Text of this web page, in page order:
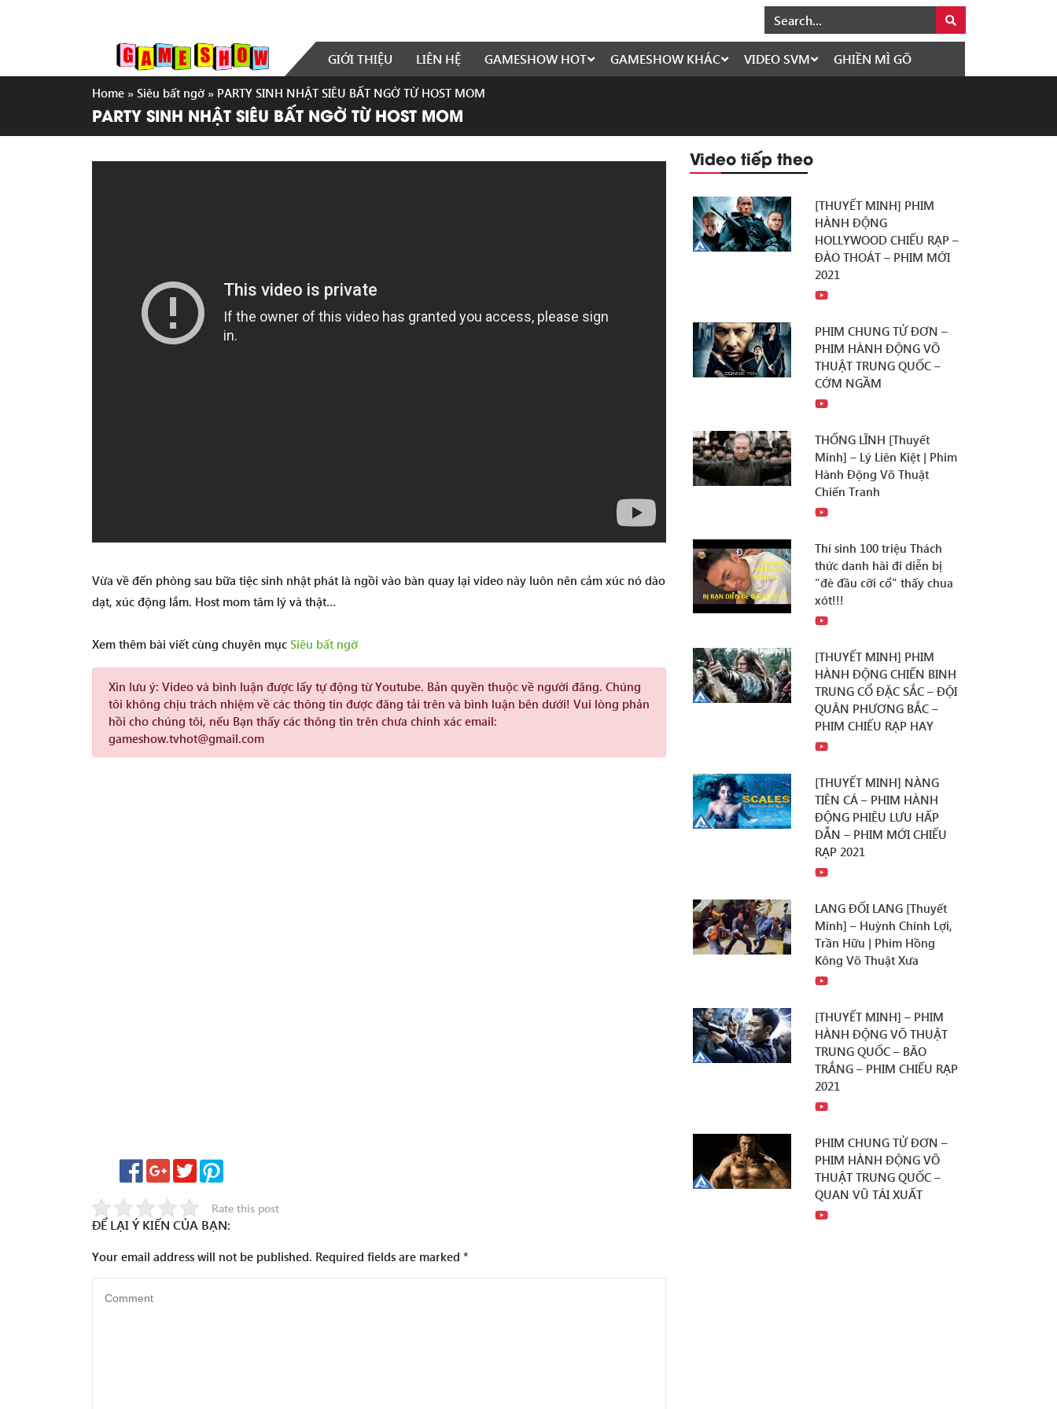
GIỚI THIỆU LIÊN HỆ GAMESHOW HOT GAMESHOW KHÁC VIDEO SVM GHIỀN MÌ GÕ
Home » Siêu bất ngờ » PARTY SINH NHẬT SIÊU BẤT NGỜ TỪ HOST MOM
PARTY SINH NHẬT SIÊU BẤT NGỜ TỪ HOST MOM
Vừa về đến phòng sau bữa tiệc sinh nhật phát là ngồi vào bàn quay lại video này luôn nên cảm xúc nó dào
dạt, xúc động lắm. Host mom tâm lý và thật…
Xem thêm bài viết cùng chuyên mục Siêu bất ngờ
Xin lưu ý: Video và bình luận được lấy tự động từ Youtube. Bản quyền thuộc về người đăng. Chúng
tôi không chịu trách nhiệm về các thông tin được đăng tải trên và bình luận bên dưới! Vui lòng phản
hồi cho chúng tôi, nếu Bạn thấy các thông tin trên chưa chính xác email:
gameshow.tvhot@gmail.com
Rate this post
ĐỂ LẠI Ý KIẾN CỦA BẠN:
Your email address will not be published. Required fields are marked *
Video tiếp theo
[THUYẾT MINH] PHIM
HÀNH ĐỘNG
HOLLYWOOD CHIẾU RẠP –
ĐÀO THOÁT – PHIM MỚI
2021
PHIM CHUNG TỬ ĐƠN –
PHIM HÀNH ĐỘNG VÕ
THUẬT TRUNG QUỐC –
CỚM NGẦM
THỐNG LĨNH [Thuyết
Minh] – Lý Liên Kiệt | Phim
Hành Động Võ Thuật
Chiến Tranh
Thí sinh 100 triệu Thách
thức danh hài đi diễn bị
"đè đầu cỡi cổ" thấy chua
xót!!!
[THUYẾT MINH] PHIM
HÀNH ĐỘNG CHIẾN BINH
TRUNG CỔ ĐẶC SẮC – ĐỘI
QUÂN PHƯƠNG BẮC –
PHIM CHIẾU RẠP HAY
[THUYẾT MINH] NÀNG
TIÊN CÁ – PHIM HÀNH
ĐỘNG PHIÊU LƯU HẤP
DẪN – PHIM MỚI CHIẾU
RẠP 2021
LANG ĐỐI LANG [Thuyết
Minh] – Huỳnh Chính Lợi,
Trần Hữu | Phim Hồng
Kông Võ Thuật Xưa
[THUYẾT MINH] – PHIM
HÀNH ĐỘNG VÕ THUẬT
TRUNG QUỐC – BÃO
TRẮNG – PHIM CHIẾU RẠP
2021
PHIM CHUNG TỬ ĐƠN –
PHIM HÀNH ĐỘNG VÕ
THUẬT TRUNG QUỐC –
QUAN VŨ TÁI XUẤT